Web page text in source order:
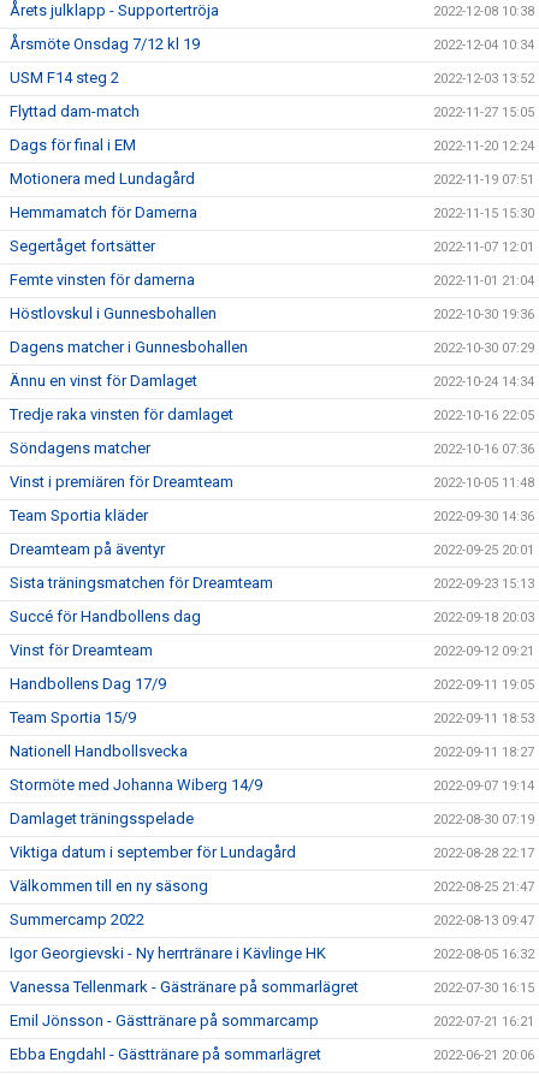
Årets julklapp - Supportertröja 2022-12-08 10:38
Årsmöte Onsdag 7/12 kl 19 2022-12-04 10:34
USM F14 steg 2 2022-12-03 13:52
Flyttad dam-match 2022-11-27 15:05
Dags för final i EM 2022-11-20 12:24
Motionera med Lundagård 2022-11-19 07:51
Hemmamatch för Damerna 2022-11-15 15:30
Segertåget fortsätter 2022-11-07 12:01
Femte vinsten för damerna 2022-11-01 21:04
Höstlovskul i Gunnesbohallen 2022-10-30 19:36
Dagens matcher i Gunnesbohallen 2022-10-30 07:29
Ännu en vinst för Damlaget 2022-10-24 14:34
Tredje raka vinsten för damlaget 2022-10-16 22:05
Söndagens matcher 2022-10-16 07:36
Vinst i premiären för Dreamteam 2022-10-05 11:48
Team Sportia kläder 2022-09-30 14:36
Dreamteam på äventyr 2022-09-25 20:01
Sista träningsmatchen för Dreamteam 2022-09-23 15:13
Succé för Handbollens dag 2022-09-18 20:03
Vinst för Dreamteam 2022-09-12 09:21
Handbollens Dag 17/9 2022-09-11 19:05
Team Sportia 15/9 2022-09-11 18:53
Nationell Handbollsvecka 2022-09-11 18:27
Stormöte med Johanna Wiberg 14/9 2022-09-07 19:14
Damlaget träningsspelade 2022-08-30 07:19
Viktiga datum i september för Lundagård 2022-08-28 22:17
Välkommen till en ny säsong 2022-08-25 21:47
Summercamp 2022 2022-08-13 09:47
Igor Georgievski - Ny herrtränare i Kävlinge HK 2022-08-05 16:32
Vanessa Tellenmark - Gästränare på sommarlägret 2022-07-30 16:15
Emil Jönsson - Gästtränare på sommarcamp 2022-07-21 16:21
Ebba Engdahl - Gästtränare på sommarlägret 2022-06-21 20:06